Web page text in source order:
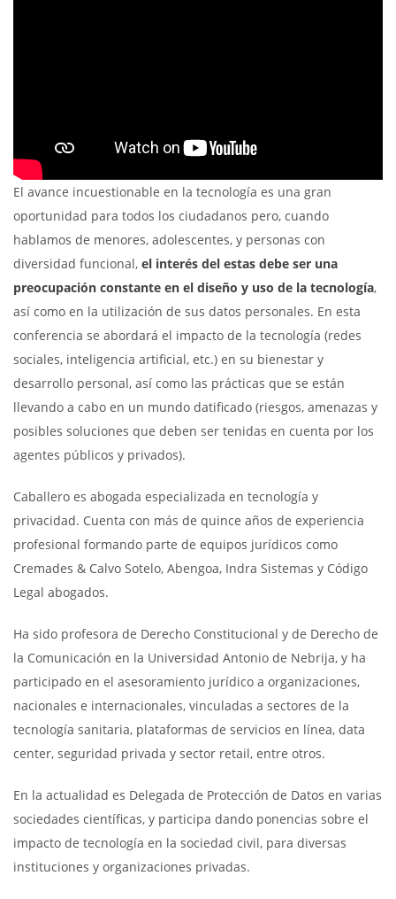
El avance incuestionable en la tecnología es una gran
oportunidad para todos los ciudadanos pero, cuando
hablamos de menores, adolescentes, y personas con
diversidad funcional, el interés del estas debe ser una
preocupación constante en el diseño y uso de la tecnología,
así como en la utilización de sus datos personales. En esta
conferencia se abordará el impacto de la tecnología (redes
sociales, inteligencia artificial, etc.) en su bienestar y
desarrollo personal, así como las prácticas que se están
llevando a cabo en un mundo datificado (riesgos, amenazas y
posibles soluciones que deben ser tenidas en cuenta por los
agentes públicos y privados).
Caballero es abogada especializada en tecnología y
privacidad. Cuenta con más de quince años de experiencia
profesional formando parte de equipos jurídicos como
Cremades & Calvo Sotelo, Abengoa, Indra Sistemas y Código
Legal abogados.
Ha sido profesora de Derecho Constitucional y de Derecho de
la Comunicación en la Universidad Antonio de Nebrija, y ha
participado en el asesoramiento jurídico a organizaciones,
nacionales e internacionales, vinculadas a sectores de la
tecnología sanitaria, plataformas de servicios en línea, data
center, seguridad privada y sector retail, entre otros.
En la actualidad es Delegada de Protección de Datos en varias
sociedades científicas, y participa dando ponencias sobre el
impacto de tecnología en la sociedad civil, para diversas
instituciones y organizaciones privadas.